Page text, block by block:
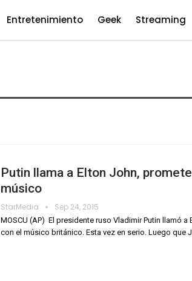
Entretenimiento Geek Streaming
Putin llama a Elton John,
músico
StarMedia Sep 24, 2015
MOSCU (AP)  El presidente ruso Vladimir Putin llamó
con el músico británico. Esta vez en serio. Luego que